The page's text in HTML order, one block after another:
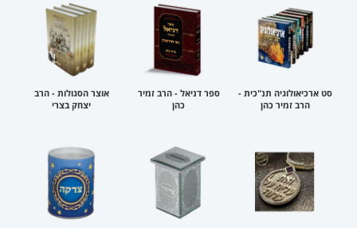
סט ארכיאולוגיה תנ"כית -
הרב זמיר כהן
ספר דניאל - הרב זמיר
כהן
אוצר הסגולות - הרב
יצחק בצרי